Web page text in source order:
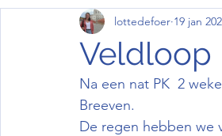
Veldloop
lottedefoer 19 jan
Na een nat PK  2
Breeven.
De regen hebben we